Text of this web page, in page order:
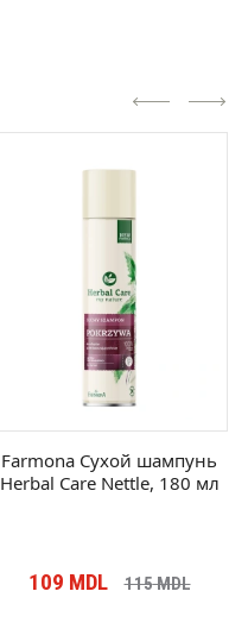
Farmona Сухой шампунь
Herbal Care Nettle, 180 мл
109MDL 115MDL